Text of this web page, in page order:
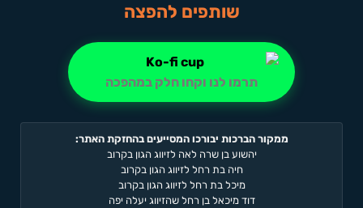
שותפים להפצה
תרמו לנו וקחו חלק במהפכה
ממקור הברכות יבורכו המסייעים בהחזקת האתר:
יהשוע בן שרה לאה לזיווג הגון בקרוב
חיה בת רחל לזיווג הגון בקרוב
מיכל בת רחל לזיווג הגון בקרוב
דוד מיכאל בן רחל שהזיווג יעלה יפה